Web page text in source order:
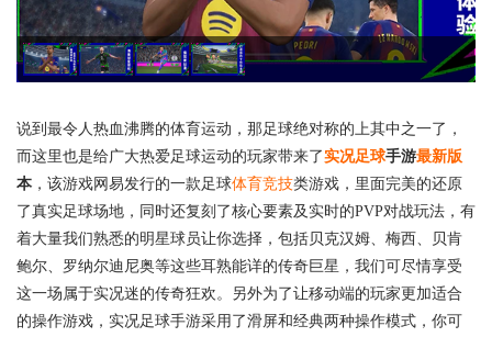
说到最令人热血沸腾的体育运动，那足球绝对称的上其中之一了，
而这里也是给广大热爱足球运动的玩家带来了实况足球手游最新版
本 ，该游戏网易发行的一款足球体育竞技类游戏，里面完美的还原
了真实足球场地，同时还复刻了核心要素及实时的PVP对战玩法，有
着大量我们熟悉的明星球员让你选择，包括贝克汉姆、梅西、贝肯
鲍尔、罗纳尔迪尼奥等这些耳熟能详的传奇巨星，我们可尽情享受
这一场属于实况迷的传奇狂欢。另外为了让移动端的玩家更加适合
的操作游戏，实况足球手游采用了滑屏和经典两种操作模式，你可